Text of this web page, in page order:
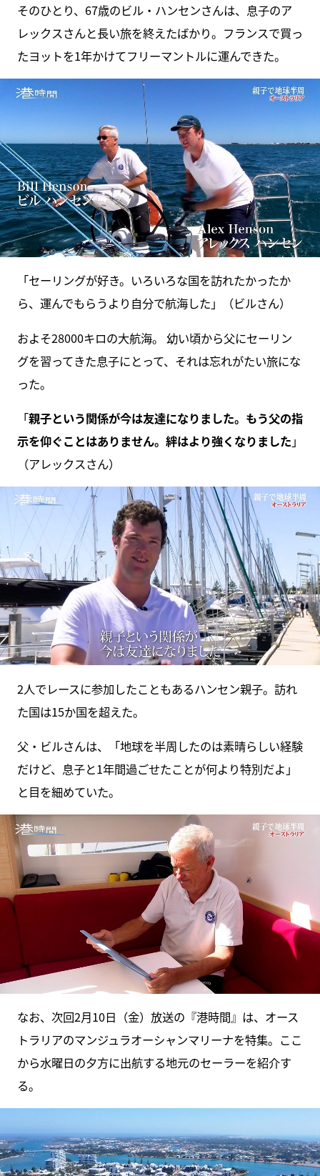
そのひとり、67歳のビル・ハンセンさんは、息子のア
レックスさんと長い旅を終えたばかり。フランスで買っ
たヨットを1年かけてフリーマントルに運んできた。
「セーリングが好き。いろいろな国を訪れたかったか
ら、運んでもらうより自分で航海した」（ビルさん）
およそ28000キロの大航海。 幼い頃から父にセーリン
グを習ってきた息子にとって、それは忘れがたい旅にな
った。
「親子という関係が今は友達になりました。もう父の指
示を仰ぐことはありません。絆はより強くなりました 」
（アレックスさん）
2人でレースに参加したこともあるハンセン親子。訪れ
た国は15か国を超えた。
父・ビルさんは、「地球を半周したのは素晴らしい経験
だけど、息子と1年間過ごせたことが何より特別だよ」
と目を細めていた。
なお、次回2月10日（金）放送の『港時間』は、オース
トラリアのマンジュラオーシャンマリーナを特集。ここ
から水曜日の夕方に出航する地元のセーラーを紹介す
る。